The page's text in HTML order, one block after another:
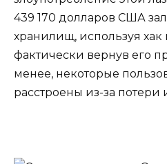
439 170 долларов США
хранилищ, используя
фактически вернув его
менее, некоторые
расстроены из-за потери